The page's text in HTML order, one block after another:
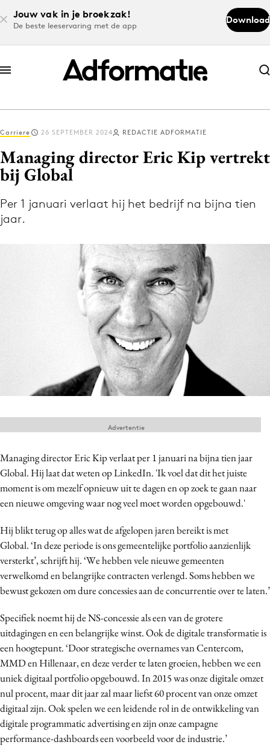
Jouw vak in je broekzak!
De beste leeservaring met de app
Download
Abonneer nu
Abonneer nu
Log in
Volg het laatste nieuws via de Adformatie
12 nov: MarketingLive!
Adverteren
Events
Opleidingen
Vacatures
Academy
Partners
Topics
Artificial Intelligence
Bureaus
Campagnes
Carriere
Craft
Customer Experience
Data & Insights
Design
Digital transformation
Diversiteit
Effectiviteit
Carriere 26 SEPTEMBER 2024 REDACTIE ADFORMATIE
Managing director Eric Kip vertrekt
bij Global
Per 1 januari verlaat hij het bedrijf na bijna tien
jaar.
Managing director Eric Kip verlaat per 1 januari na bijna tien jaar
Global. Hij laat dat weten op LinkedIn. 'Ik voel dat dit het juiste
moment is om mezelf opnieuw uit te dagen en op zoek te gaan naar
een nieuwe omgeving waar nog veel moet worden opgebouwd.'
Hij blikt terug op alles wat de afgelopen jaren bereikt is met
Global. ‘In deze periode is ons gemeentelijke portfolio aanzienlijk
versterkt’, schrijft hij. ‘We hebben vele nieuwe gemeenten
verwelkomd en belangrijke contracten verlengd. Soms hebben we
bewust gekozen om dure concessies aan de concurrentie over te laten.’
Specifiek noemt hij de NS-concessie als een van de grotere
uitdagingen en een belangrijke winst. Ook de digitale transformatie is
een hoogtepunt. ‘Door strategische overnames van Centercom,
MMD en Hillenaar, en deze verder te laten groeien, hebben we een
uniek digitaal portfolio opgebouwd. In 2015 was onze digitale omzet
nul procent, maar dit jaar zal maar liefst 60 procent van onze omzet
digitaal zijn. Ook spelen we een leidende rol in de ontwikkeling van
digitale programmatic advertising en zijn onze campagne
performance-dashboards een voorbeeld voor de industrie.’
Advertentie